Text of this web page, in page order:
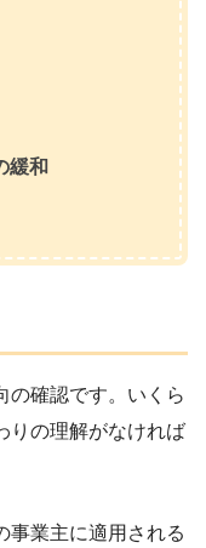
緩和
の確認です。いくら
りの理解がなければ
事業主に適用される